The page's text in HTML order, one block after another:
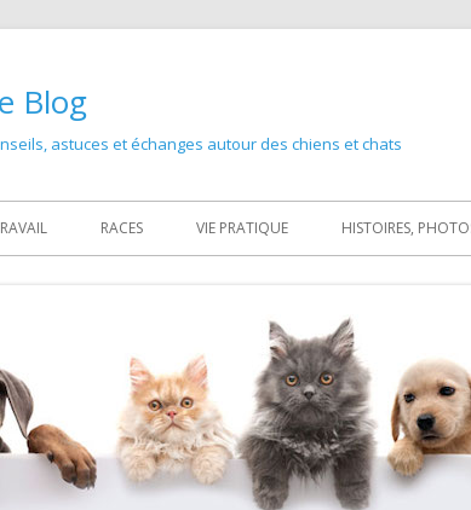
Blog
astuces et échanges autour des chiens et chats
Primary
Menu
RACES VIE PRATIQUE HISTOIRES,